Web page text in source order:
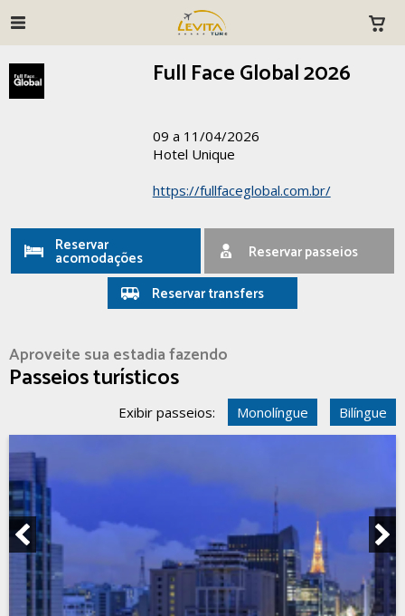
Full Face Global 2026
09 a 11/04/2026
Hotel Unique
https://fullfaceglobal.com.br/
Reservar
acomodações
Reservar passeios
Reservar transfers
Aproveite sua estadia fazendo
Passeios turísticos
Exibir passeios: Monolíngue Bilíngue